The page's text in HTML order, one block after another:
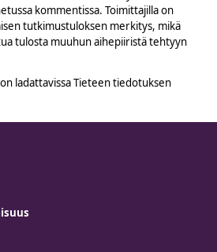
kommentissa. Toimittajilla on
tutkimustuloksen merkitys, mikä
tulosta muuhun aihepiiristä tehtyyn
is external)
on ladattavissa Tieteen tiedotuksen